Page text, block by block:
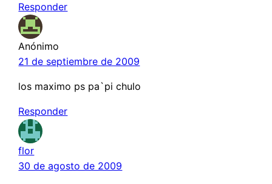
Responder
Anónimo
21 de septiembre de 2009
los maximo ps pa`pi chulo
Responder
flor
30 de agosto de 2009